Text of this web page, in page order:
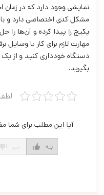
نمایشی وجود دارد که در زمان
مشکل کدی اختصاصی دارد و
پکیج را پیدا کرده و آن‌ها را حل
مهارت لازم برای کار با وسایل
دستگاه خودداری کنید و از
بگیرید.
آیا این مطلب برای شما
بله